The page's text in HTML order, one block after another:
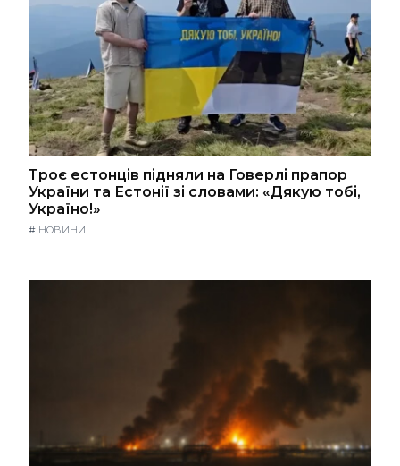
Троє естонців підняли на Говерлі прапор
України та Естонії зі словами: «Дякую тобі,
Україно!»
# НОВИНИ